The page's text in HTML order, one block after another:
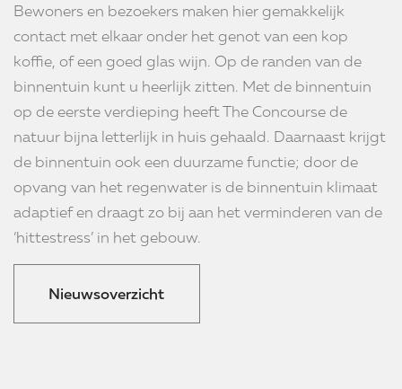
Bewoners en bezoekers maken hier gemakkelijk
contact met elkaar onder het genot van een kop
koffie, of een goed glas wijn. Op de randen van de
binnentuin kunt u heerlijk zitten. Met de binnentuin
op de eerste verdieping heeft The Concourse de
natuur bijna letterlijk in huis gehaald. Daarnaast krijgt
de binnentuin ook een duurzame functie; door de
opvang van het regenwater is de binnentuin klimaat
adaptief en draagt zo bij aan het verminderen van de
‘hittestress’ in het gebouw.
Nieuwsoverzicht